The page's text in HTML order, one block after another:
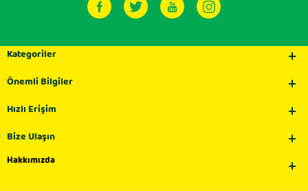
Kategoriler
Önemli Bilgiler
Hızlı Erişim
Bize Ulaşın
Hakkımızda